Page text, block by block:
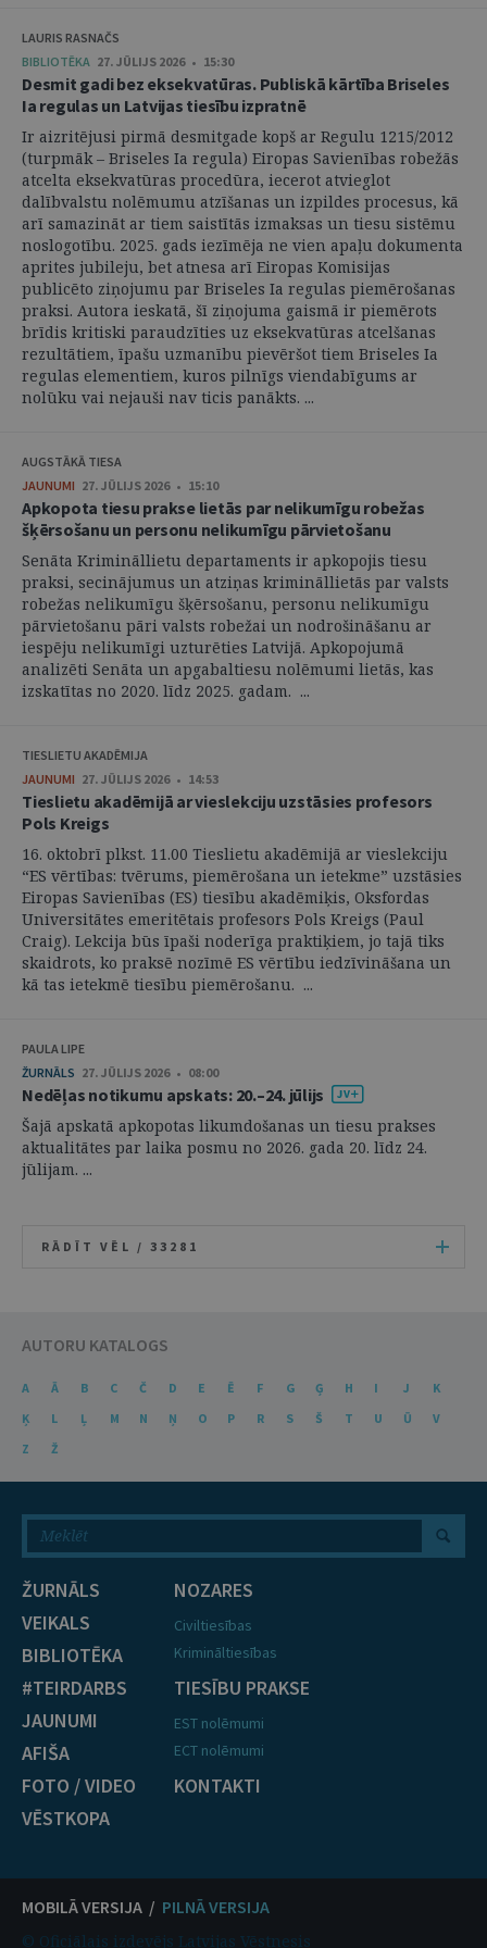
LAURIS RASNAČS
BIBLIOTĒKA 27. JŪLIJS 2026 • 15:30
Desmit gadi bez eksekvatūras. Publiskā kārtība Briseles
Ia regulas un Latvijas tiesību izpratnē
Ir aizritējusi pirmā desmitgade kopš ar Regulu 1215/2012
(turpmāk – Briseles Ia regula) Eiropas Savienības robežās
atcelta eksekvatūras procedūra, iecerot atvieglot
dalībvalstu nolēmumu atzīšanas un izpildes procesus, kā
arī samazināt ar tiem saistītās izmaksas un tiesu sistēmu
noslogotību. 2025. gads iezīmēja ne vien apaļu dokumenta
aprites jubileju, bet atnesa arī Eiropas Komisijas
publicēto ziņojumu par Briseles Ia regulas piemērošanas
praksi. Autora ieskatā, šī ziņojuma gaismā ir piemērots
brīdis kritiski paraudzīties uz eksekvatūras atcelšanas
rezultātiem, īpašu uzmanību pievēršot tiem Briseles Ia
regulas elementiem, kuros pilnīgs viendabīgums ar
nolūku vai nejauši nav ticis panākts. ...
AUGSTĀKĀ TIESA
JAUNUMI 27. JŪLIJS 2026 • 15:10
Apkopota tiesu prakse lietās par nelikumīgu robežas
šķērsošanu un personu nelikumīgu pārvietošanu
Senāta Krimināllietu departaments ir apkopojis tiesu
praksi, secinājumus un atziņas krimināllietās par valsts
robežas nelikumīgu šķērsošanu, personu nelikumīgu
pārvietošanu pāri valsts robežai un nodrošināšanu ar
iespēju nelikumīgi uzturēties Latvijā. Apkopojumā
analizēti Senāta un apgabaltiesu nolēmumi lietās, kas
izskatītas no 2020. līdz 2025. gadam. ...
TIESLIETU AKADĒMIJA
JAUNUMI 27. JŪLIJS 2026 • 14:53
Tieslietu akadēmijā ar vieslekciju uzstāsies profesors
Pols Kreigs
16. oktobrī plkst. 11.00 Tieslietu akadēmijā ar vieslekciju
“ES vērtības: tvērums, piemērošana un ietekme” uzstāsies
Eiropas Savienības (ES) tiesību akadēmiķis, Oksfordas
Universitātes emeritētais profesors Pols Kreigs (Paul
Craig). Lekcija būs īpaši noderīga praktiķiem, jo tajā tiks
skaidrots, ko praksē nozīmē ES vērtību iedzīvināšana un
kā tas ietekmē tiesību piemērošanu. ...
PAULA LIPE
ŽURNĀLS 27. JŪLIJS 2026 • 08:00
Nedēļas notikumu apskats: 20.–24. jūlijs
Šajā apskatā apkopotas likumdošanas un tiesu prakses
aktualitātes par laika posmu no 2026. gada 20. līdz 24.
jūlijam. ...
RĀDĪT VĒL / 33281
AUTORU KATALOGS
A Ā B C Č D E Ē F G Ģ H I J
K
Ķ
L Ļ M N Ņ O P R S Š T U Ū
V
Z
Ž
ŽURNĀLS
VEIKALS
BIBLIOTĒKA
#TEIRDARBS
JAUNUMI
AFIŠA
FOTO / VIDEO
VĒSTKOPA
NOZARES
Civiltiesības
Krimināltiesības
TIESĪBU PRAKSE
EST nolēmumi
ECT nolēmumi
KONTAKTI
MOBILĀ VERSIJA / PILNĀ VERSIJA
© Oficiālais izdevējs Latvijas Vēstnesis